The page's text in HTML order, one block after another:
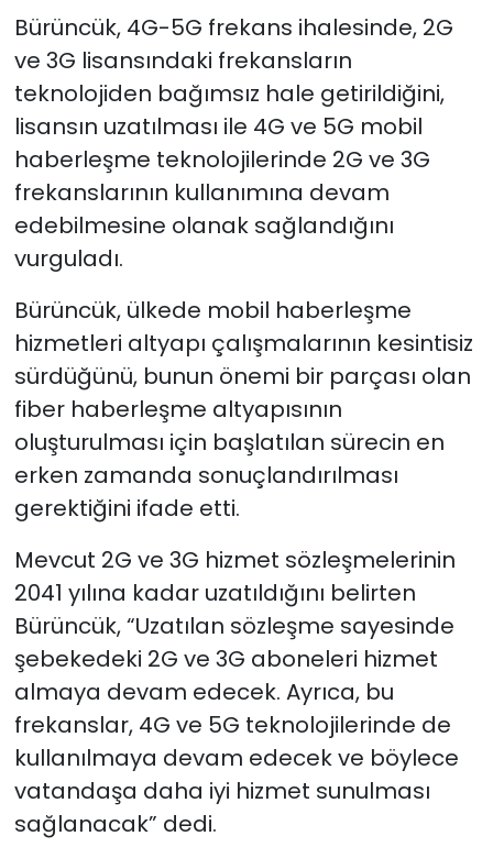
Bürüncük, 4G-5G frekans ihalesinde, 2G
ve 3G lisansındaki frekansların
teknolojiden bağımsız hale getirildiğini,
lisansın uzatılması ile 4G ve 5G mobil
haberleşme teknolojilerinde 2G ve 3G
frekanslarının kullanımına devam
edebilmesine olanak sağlandığını
vurguladı.
Bürüncük, ülkede mobil haberleşme
hizmetleri altyapı çalışmalarının kesintisiz
sürdüğünü, bunun önemi bir parçası olan
fiber haberleşme altyapısının
oluşturulması için başlatılan sürecin en
erken zamanda sonuçlandırılması
gerektiğini ifade etti.
Mevcut 2G ve 3G hizmet sözleşmelerinin
2041 yılına kadar uzatıldığını belirten
Bürüncük, “Uzatılan sözleşme sayesinde
şebekedeki 2G ve 3G aboneleri hizmet
almaya devam edecek. Ayrıca, bu
frekanslar, 4G ve 5G teknolojilerinde de
kullanılmaya devam edecek ve böylece
vatandaşa daha iyi hizmet sunulması
sağlanacak” dedi.
Video Galeri
YAŞAM
Yazarlar